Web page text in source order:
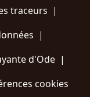
traceurs |
|
d'Ode |
cookies